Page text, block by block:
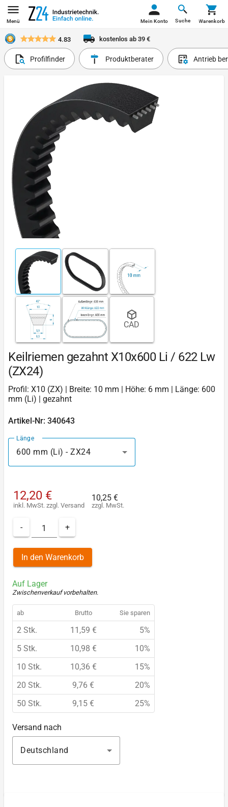
Menü Suche
Mein Konto Warenkorb
4.83 kostenlos ab 39 €
Profilfinder Produktberater Antrieb
CAD
Keilriemen gezahnt X10x600 Li / 622 Lw
(ZX24)
Profil: X10 (ZX) | Breite: 10 mm | Höhe: 6 mm | Länge: 600
mm (Li) | gezahnt
Artikel-Nr: 340643
Länge
600 mm (Li) - ZX24
12,20 €
inkl. MwSt. zzgl. Versand
10,25 €
zzgl. MwSt.
- +
In den Warenkorb
Auf Lager
Zwischenverkauf vorbehalten.
ab Brutto Sie sparen
2 Stk. 11,59 €
5%
5 Stk.
10,98 €
10%
10 Stk.
10,36 €
15%
20 Stk.
9,76 €
20%
50 Stk.
9,15 € 25%
Versand nach
Deutschland